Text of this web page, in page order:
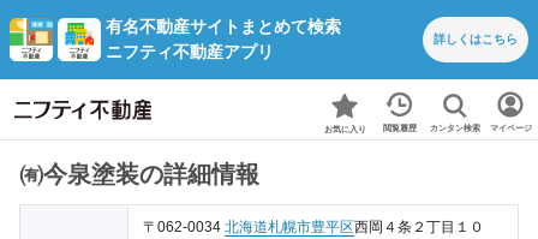
有名不動産サイトまとめて検索
ニフティ不動産アプリ
詳しくはこちら
お気に入り 閲覧履歴 カンタン検索 マイページ
㈲今泉塗装の詳細情報
〒062-0034 北海道札幌市豊平区西岡４条２丁目１０